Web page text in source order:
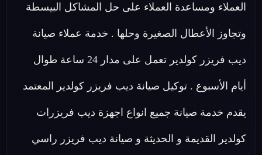
العملاء ومساعدة العملاء على حل المشاكل البيسطة
وتجاوز الأعطال الصغيرة وحلها . خدمة عملاء صيانة
ديب فريزر كولدير تعمل على مدار 24 ساعة طوال
أيام الأسبوع . توكيل صيانة ديب فريزر كولدير المعتمد
يقدم خدمة صيانة جميع انواع اجهزة ديب فريزرات
كولدير القديمة و الحديثة و صيانة ديب فريزر راسي